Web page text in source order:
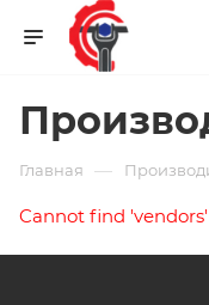
Главная —
Cannot find